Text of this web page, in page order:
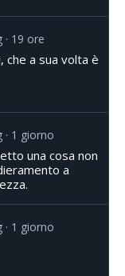
19 ore
che a sua volta è
1 giorno
una cosa non
a
1 giorno